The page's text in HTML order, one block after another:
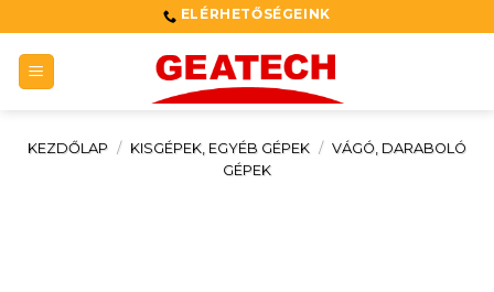
content
ELÉRHETŐSÉGEINK
KEZDŐLAP / KISGÉPEK, EGYÉB GÉPEK / VÁGÓ, DARABOLÓ
GÉPEK